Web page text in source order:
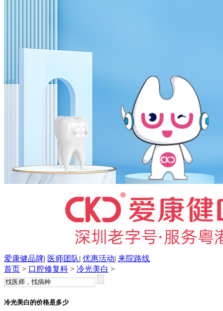
爱康健品牌| 医师团队| 优惠活动| 来院路线
首页 > 口腔修复科 > 冷光美白 >
冷光美白的价格是多少